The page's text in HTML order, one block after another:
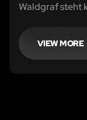
Waldgraf steht
Nachricht, als
verschwindet…
VIEW MORE